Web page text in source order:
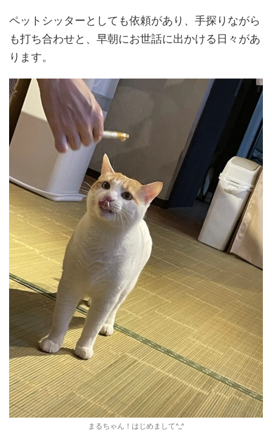
ペットシッターとしても依頼があり、手探りながら
も打ち合わせと、早朝にお世話に出かける日々があ
ります。
まるちゃん！はじめまして^_^